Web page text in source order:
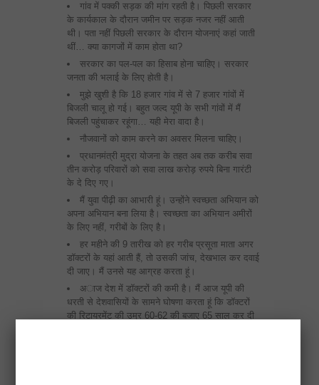
गांव में पक्‍की सड़क की मांग रहती है। पिछली सरकार
के कार्यकाल के दौरान जमीन पर सड़क नजर नहीं आती
थी। पता नहीं पिछली सरकार के दौरान योजनाएं कहां जाती
थीं… क्‍या कागजों में काम होता था?
सरकार का पल-पल का हिसाब होना चाहिए। सरकार
जनता की भलाई के लिए होती है।
मुझे खुशी है कि 18 हजार गांव में से 7 हजार गांवों में
बिजली चालू हो गई। बहुत जल्‍द यूपी के सभी गांवों में मैं
बिजली पहुंचाकर रहूंगा… यही मेरा वादा है।
नौजवानों को काम करने का अवसर मिलना चाहिए।
प्रधानमंत्री मुद्रा योजना के तहत अब तक करीब सवा
तीन करोड़ परिवारों को सवा लाख करोड़ रुपये बिना गारंटी
के दे दिए गए।
मैं युवा पीढ़ी का आभारी हूं। उन्‍होंने स्‍वच्‍छता अभियान को
अपना अभियान बना लिया है। स्‍वच्‍छता का अभियान अमीरों
के लिए नहीं, गरीबों के लिए है।
हर महीने की 9 तारीख को हर गरीब प्रसूता माता अगर
डॉक्‍टरों के यहां आती हैं, तो उसकी जांच, देखभाल कर दवाई
दी जाए। मैं उनसे यह आग्रह करता हूं।
अाज देश में डॉक्‍टरों की कमी है। मैं आज यूपी की
धरती से देशवासियों के सामने घोषणा करता हूं कि डॉक्‍टरों
की रिटायरमेंट की उम्र 60-62 की बजाए 65 साल कर दी